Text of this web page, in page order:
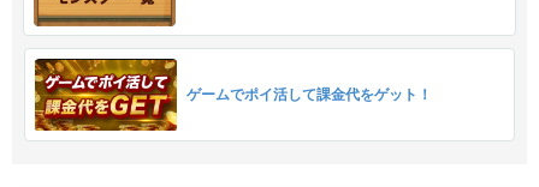
ゲームでポイ活して課金代をゲット！